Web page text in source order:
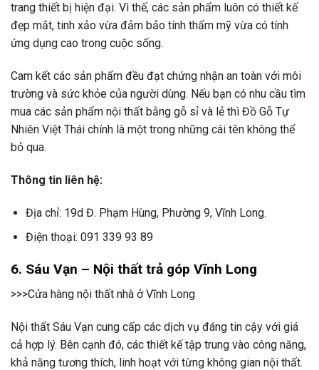
trang thiết bị hiện đại. Vì thế, các sản phẩm luôn có thiết kế
đẹp mắt, tinh xảo vừa đảm bảo tính thẩm mỹ vừa có tính
ứng dụng cao trong cuộc sống.
Cam kết các sản phẩm đều đạt chứng nhận an toàn với môi
trường và sức khỏe của người dùng. Nếu bạn có nhu cầu tìm
mua các sản phẩm nội thất bằng gỗ sỉ và lẻ thì Đồ Gỗ Tự
Nhiên Việt Thái chính là một trong những cái tên không thể
bỏ qua.
Thông tin liên hệ:
Địa chỉ: 19d Đ. Phạm Hùng, Phường 9, Vĩnh Long.
Điện thoại: 091 339 93 89
6. Sáu Vạn – Nội thất trả góp Vĩnh Long
>>>Cửa hàng nội thất nhà ở Vĩnh Long
Nội thất Sáu Vạn cung cấp các dịch vụ đáng tin cậy với giá
cả hợp lý. Bên cạnh đó, các thiết kế tập trung vào công năng,
khả năng tương thích, linh hoạt với từng không gian nội thất.